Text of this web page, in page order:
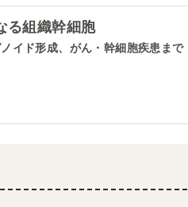
る組織幹細胞
イド形成、がん・幹細胞疾患まで